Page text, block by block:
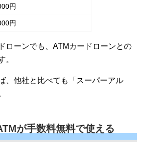
円
円
ローンでも、ATMカードローンとの
。
、他社と比べても「スーパーアル
が手数料無料で使える